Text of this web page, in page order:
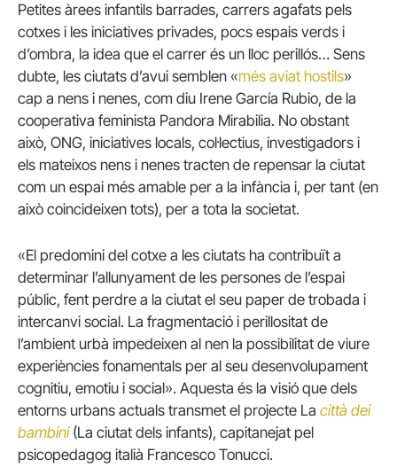
Petites àrees infantils barrades, carrers agafats pels
cotxes i les iniciatives privades, pocs espais verds i
d’ombra, la idea que el carrer és un lloc perillós… Sens
dubte, les ciutats d’avui semblen «més aviat hostils»
cap a nens i nenes, com diu Irene García Rubio, de la
cooperativa feminista Pandora Mirabilia. No obstant
això, ONG, iniciatives locals, col·lectius, investigadors i
els mateixos nens i nenes tracten de repensar la ciutat
com un espai més amable per a la infància i, per tant (en
això coincideixen tots), per a tota la societat.
«El predomini del cotxe a les ciutats ha contribuït a
determinar l’allunyament de les persones de l’espai
públic, fent perdre a la ciutat el seu paper de trobada i
intercanvi social. La fragmentació i perillositat de
l’ambient urbà impedeixen al nen la possibilitat de viure
experiències fonamentals per al seu desenvolupament
cognitiu, emotiu i social». Aquesta és la visió que dels
entorns urbans actuals transmet el projecte La città dei
bambini(La ciutat dels infants), capitanejat pel
psicopedagog italià Francesco Tonucci.